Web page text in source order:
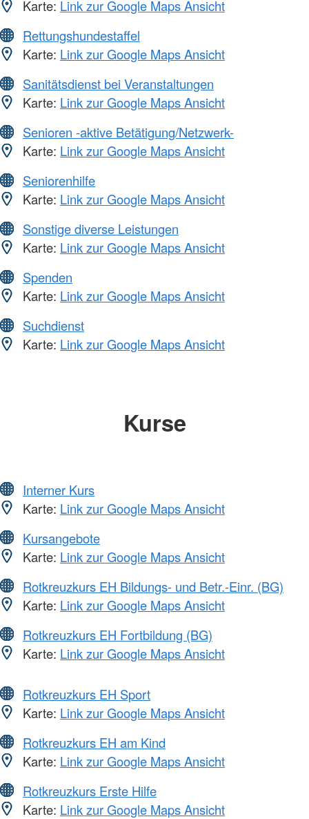
Karte: Link zur Google Maps Ansicht
Rettungshundestaffel
Karte: Link zur Google Maps Ansicht
Sanitätsdienst bei Veranstaltungen
Karte: Link zur Google Maps Ansicht
Senioren -aktive Betätigung/Netzwerk-
Karte: Link zur Google Maps Ansicht
Seniorenhilfe
Karte: Link zur Google Maps Ansicht
Sonstige diverse Leistungen
Karte: Link zur Google Maps Ansicht
Spenden
Karte: Link zur Google Maps Ansicht
Suchdienst
Karte: Link zur Google Maps Ansicht
Kurse
Interner Kurs
Karte: Link zur Google Maps Ansicht
Kursangebote
Karte: Link zur Google Maps Ansicht
Rotkreuzkurs EH Bildungs- und Betr.-Einr. (BG)
Karte: Link zur Google Maps Ansicht
Rotkreuzkurs EH Fortbildung (BG)
Karte: Link zur Google Maps Ansicht
Rotkreuzkurs EH Sport
Karte: Link zur Google Maps Ansicht
Rotkreuzkurs EH am Kind
Karte: Link zur Google Maps Ansicht
Rotkreuzkurs Erste Hilfe
Karte: Link zur Google Maps Ansicht